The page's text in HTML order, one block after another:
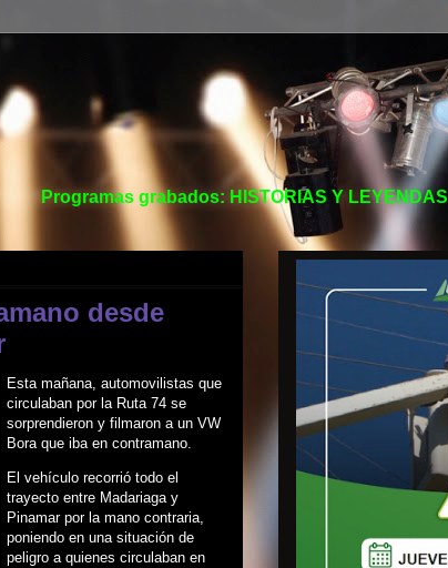
Programas grabados: HISTORIAS Y LEYENDAS
desde
Esta mañana, automovilistas que
circulaban por la Ruta 74 se
sorprendieron y filmaron a un VW
Bora que iba en contramano.
El vehículo recorrió todo el
trayecto entre Madariaga y
Pinamar por la mano contraria,
poniendo en una situación de
peligro a quienes circulaban en